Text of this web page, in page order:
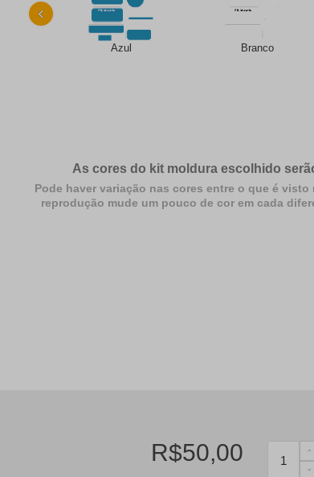
Azul Branco
‹
As cores do kit moldura escolhido
Pode haver variação nas cores entre o que é
reprodução mude um pouco de cor em cada
R$50,00